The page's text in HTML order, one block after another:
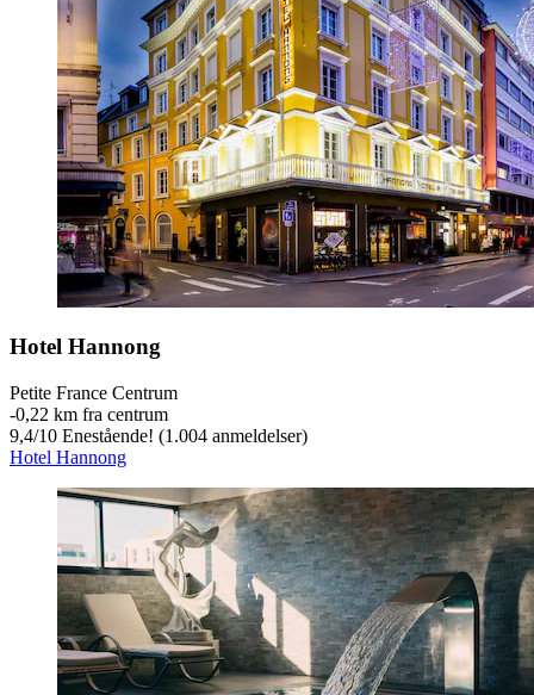
Hotel Hannong
Petite France Centrum
‐0,22 km fra centrum
9,4/10 Enestående! (1.004 anmeldelser)
Hotel Hannong